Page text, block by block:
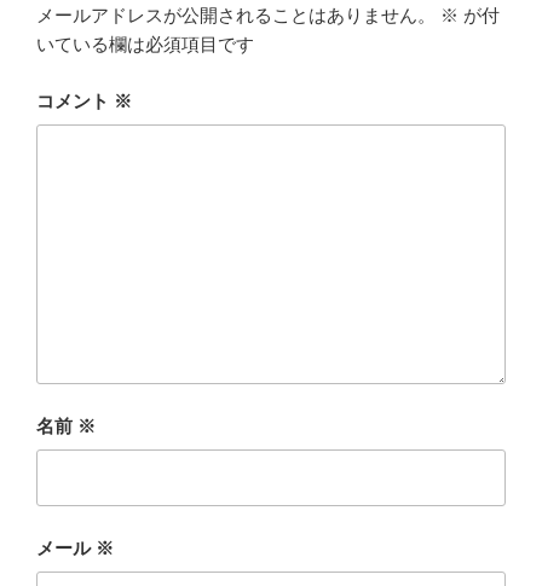
メールアドレスが公開されることはありません。 ※ が付
いている欄は必須項目です
コメント ※
名前 ※
メール ※